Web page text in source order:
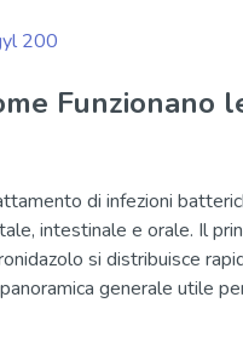
200
Funzionano
di infezioni
intestinale e orale. Il
si distribuisce
generale utile